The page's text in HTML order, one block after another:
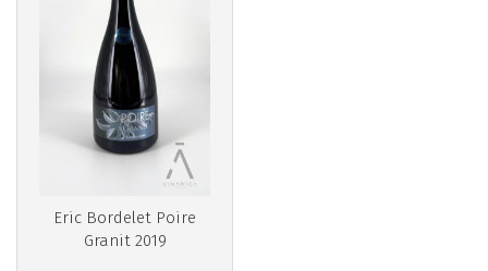
Eric Bordelet Poire
Granit 2019
Más info